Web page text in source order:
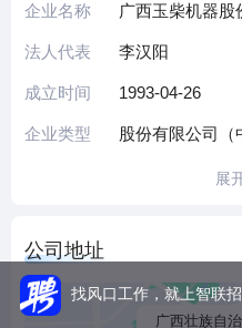
企业名称 广西玉柴机器股
法人代表 李汉阳
成立时间 1993-04-26
企业类型 股份有限公司（
展
公司地址
广西壮族自
找风口工作，就上智联